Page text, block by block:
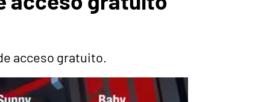
acceso gratuito.